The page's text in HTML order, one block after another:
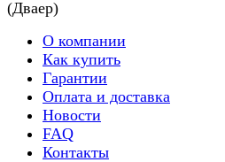
О компании
Как купить
Гарантии
Оплата и доставка
Новости
FAQ
Контакты